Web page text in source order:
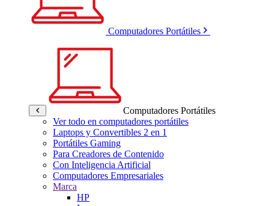
Computadores Portátiles
Computadores Portátiles
Ver todo en computadores portátiles
Laptops y Convertibles 2 en 1
Portátiles Gaming
Para Creadores de Contenido
Con Inteligencia Artificial
Computadores Empresariales
Marca
HP